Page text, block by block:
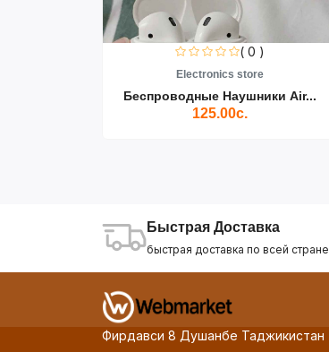
( 0 )
Electronics store
Беспроводные Наушники Air...
125.00с.
Быстрая Доставка
быстрая доставка по всей стране
Фирдавси 8 Душанбе Таджикистан